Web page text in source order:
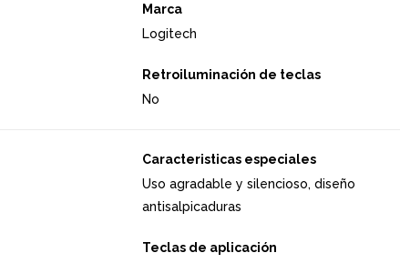
Marca
Logitech
Retroiluminación de teclas
No
Caracteristicas especiales
Uso agradable y silencioso, diseño
antisalpicaduras
Teclas de aplicación